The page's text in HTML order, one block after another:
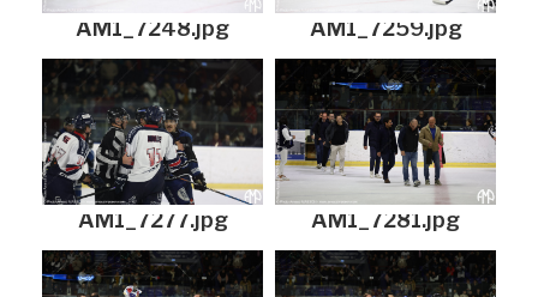
AM1_7248.jpg AM1_7259.jpg
AM1_7277.jpg AM1_7281.jpg